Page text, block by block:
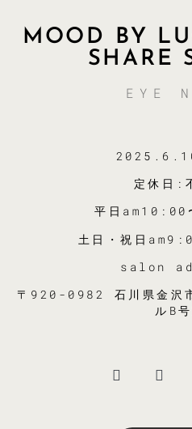
MOOD BY
SHARE
EYE
定休日:
平日am10:00
土日・祝日
salon
〒920-0982 石川県金沢
ルB